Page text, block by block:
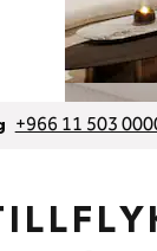
+966 11 503